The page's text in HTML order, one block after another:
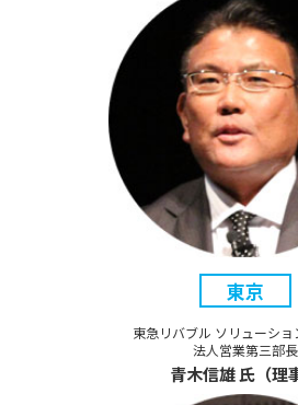
東京
東急リバブル ソリューショ
法人営業第三部長
青木信雄 氏（理